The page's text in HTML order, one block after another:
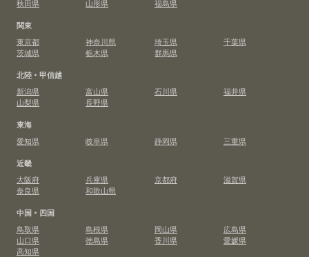
秋田県
山形県
福島県
関東
東京都
神奈川県 埼玉県
千葉県
茨城県
栃木県
群馬県
北陸・甲信越
新潟県
富山県 石川県
福井県
山梨県
長野県
東海
愛知県
岐阜県 静岡県
三重県
近畿
大阪府
兵庫県 京都府
滋賀県
奈良県
和歌山県
中国・四国
鳥取県
島根県 岡山県
広島県
山口県
徳島県 香川県
愛媛県
高知県